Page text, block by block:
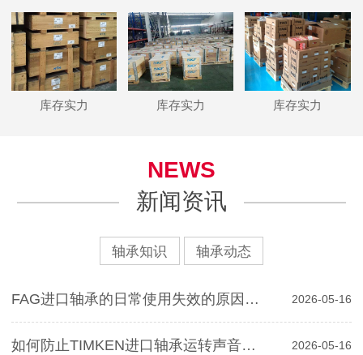
库存实力 库存实力 库存实力
NEWS
新闻资讯
轴承知识 轴承动态
FAG进口轴承的日常使用失效的原因分析 2026-05-16
如何防止TIMKEN进口轴承运转声音对寿命影响 2026-05-16